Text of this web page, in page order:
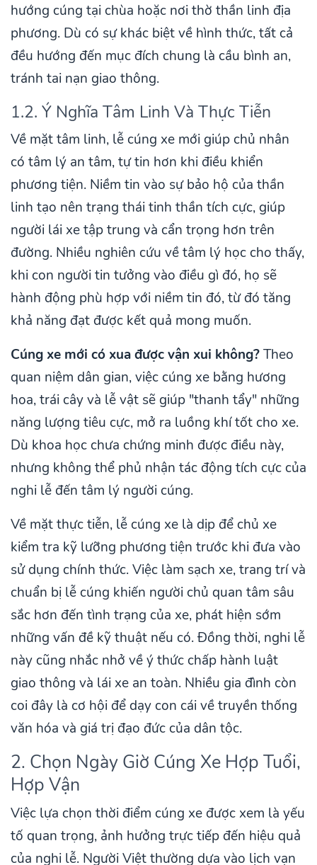
hướng cúng tại chùa hoặc nơi thờ thần linh địa
phương. Dù có sự khác biệt về hình thức, tất cả
đều hướng đến mục đích chung là cầu bình an,
tránh tai nạn giao thông.
1.2. Ý Nghĩa Tâm Linh Và Thực Tiễn
Về mặt tâm linh, lễ cúng xe mới giúp chủ nhân
có tâm lý an tâm, tự tin hơn khi điều khiển
phương tiện. Niềm tin vào sự bảo hộ của thần
linh tạo nên trạng thái tinh thần tích cực, giúp
người lái xe tập trung và cẩn trọng hơn trên
đường. Nhiều nghiên cứu về tâm lý học cho thấy,
khi con người tin tưởng vào điều gì đó, họ sẽ
hành động phù hợp với niềm tin đó, từ đó tăng
khả năng đạt được kết quả mong muốn.
Cúng xe mới có xua được vận xui không?Theo
quan niệm dân gian, việc cúng xe bằng hương
hoa, trái cây và lễ vật sẽ giúp "thanh tẩy" những
năng lượng tiêu cực, mở ra luồng khí tốt cho xe.
Dù khoa học chưa chứng minh được điều này,
nhưng không thể phủ nhận tác động tích cực của
nghi lễ đến tâm lý người cúng.
Về mặt thực tiễn, lễ cúng xe là dịp để chủ xe
kiểm tra kỹ lưỡng phương tiện trước khi đưa vào
sử dụng chính thức. Việc làm sạch xe, trang trí và
chuẩn bị lễ cúng khiến người chủ quan tâm sâu
sắc hơn đến tình trạng của xe, phát hiện sớm
những vấn đề kỹ thuật nếu có. Đồng thời, nghi lễ
này cũng nhắc nhở về ý thức chấp hành luật
giao thông và lái xe an toàn. Nhiều gia đình còn
coi đây là cơ hội để dạy con cái về truyền thống
văn hóa và giá trị đạo đức của dân tộc.
2. Chọn Ngày Giờ Cúng Xe Hợp Tuổi,
Hợp Vận
Việc lựa chọn thời điểm cúng xe được xem là yếu
tố quan trọng, ảnh hưởng trực tiếp đến hiệu quả
của nghi lễ. Người Việt thường dựa vào lịch vạn